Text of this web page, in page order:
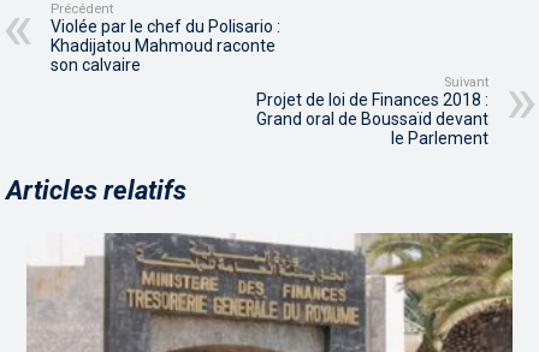
Précédent
Violée par le chef du Polisario :
Khadijatou Mahmoud raconte
son calvaire
Suivant
Projet de loi de Finances 2018 :
Grand oral de Boussaïd devant
le Parlement
Articles relatifs